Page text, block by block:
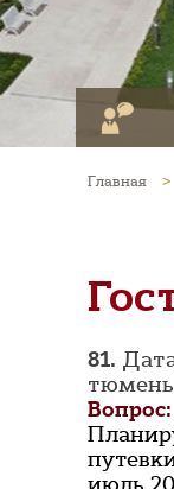
Главная >
81.
тюмень
Вопрос: